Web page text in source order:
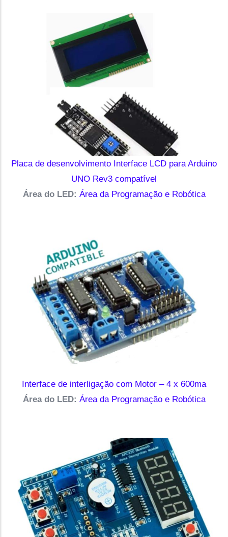
Placa de desenvolvimento Interface LCD para Arduino
UNO Rev3 compatível
Área do LED: Área da Programação e Robótica
Interface de interligação com Motor – 4 x 600ma
Área do LED: Área da Programação e Robótica